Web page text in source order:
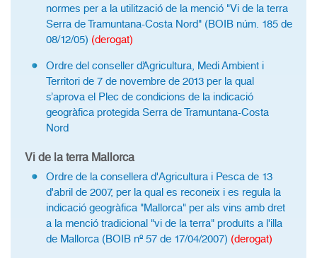
normes per a la utilització de la menció "Vi de la terra
Serra de Tramuntana-Costa Nord" (BOIB núm. 185 de
08/12/05) (derogat)
Ordre del conseller d’Agricultura, Medi Ambient i
Territori de 7 de novembre de 2013 per la qual
s’aprova el Plec de condicions de la indicació
geogràfica protegida Serra de Tramuntana-Costa
Nord
Vi de la terra Mallorca
Ordre de la consellera d'Agricultura i Pesca de 13
d'abril de 2007, per la qual es reconeix i es regula la
indicació geogràfica "Mallorca" per als vins amb dret
a la menció tradicional "vi de la terra" produïts a l'illa
de Mallorca (BOIB nº 57 de 17/04/2007) (derogat)